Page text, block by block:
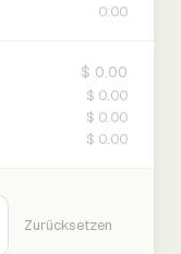
0:00
$ 0.00
$ 0.00
$ 0.00
$ 0.00
Zurücksetzen